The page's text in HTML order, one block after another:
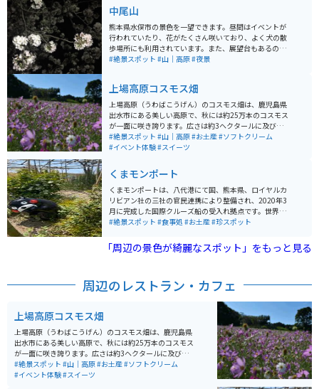
中尾山
熊本県水俣市の景色を一望できます。昼間はイベントが
行われていたり、花がたくさん咲いており、よく犬の散
歩場所にも利用されています。また、展望台もあるので
夜の夜景も一望することができます。人も少ないのでと
#絶景スポット #山｜高原#夜景
上場高原コスモス畑
上場高原（うわばこうげん）のコスモス畑は、鹿児島県
出水市にある美しい高原で、秋には約25万本のコスモス
が一面に咲き誇ります。広さは約3ヘクタールに及び、斜
面を利用して植えられたコスモスが見事な風景を作り出
します。特に斜面の上から見るコスモス畑は絶景です。
観光客が訪れます。また、秋の「古代マーケット」など
のイベントも開催され、地元の特産品やお土産を楽しむ
ことができます。入園料は無料で、駐車場も完備されて
います。
#絶景スポット #山｜高原#お土産#ソフトクリーム
#イベント体験#スイーツ
くまモンポート
くまモンポートは、八代港にて国、熊本県、ロイヤルカ
リビアン社の三社の官民連携により整備され、2020年3
月に完成した国際クルーズ船の受入れ拠点です。世界最
大級（22万トン級）のクルーズ船を受け入れることが想
ク」という、地域住民の憩いの場としても利用できる、
くまモンをテーマとした公園が併設されています。「く
くまモングッズや八代の特産品も販売されています。
#絶景スポット #食事処 #お土産#珍スポット
「周辺の景色が綺麗なスポット」をもっと見る
周辺のレストラン・カフェ
上場高原コスモス畑
上場高原（うわばこうげん）のコスモス畑は、鹿児島県
出水市にある美しい高原で、秋には約25万本のコスモス
が一面に咲き誇ります。広さは約3ヘクタールに及び、斜
面を利用して植えられたコスモスが見事な風景を作り出
します。特に斜面の上から見るコスモス畑は絶景です。
#絶景スポット #山｜高原#お土産#ソフトクリーム
#イベント体験#スイーツ